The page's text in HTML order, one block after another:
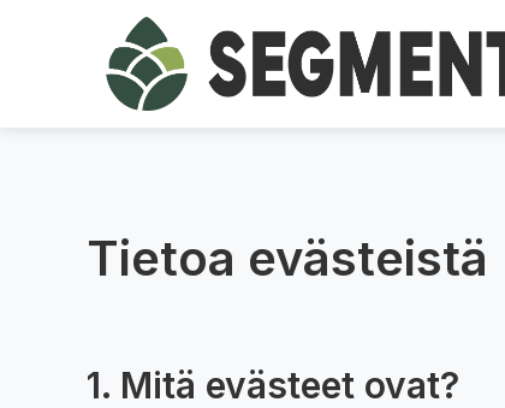
Tietoa evästeistä
1. Mitä evästeet ovat?